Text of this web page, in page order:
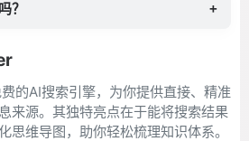
？ +
的AI搜索引擎，为你提供直接、精准
来源。其独特亮点在于能将搜索结果
思维导图，助你轻松梳理知识体系。